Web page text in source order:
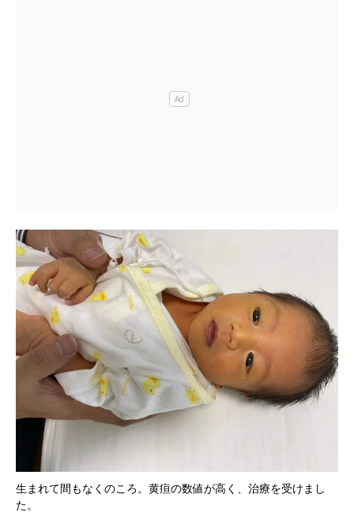
生まれて間もなくのころ。黄疸の数値が高く、治療を受けまし
た。